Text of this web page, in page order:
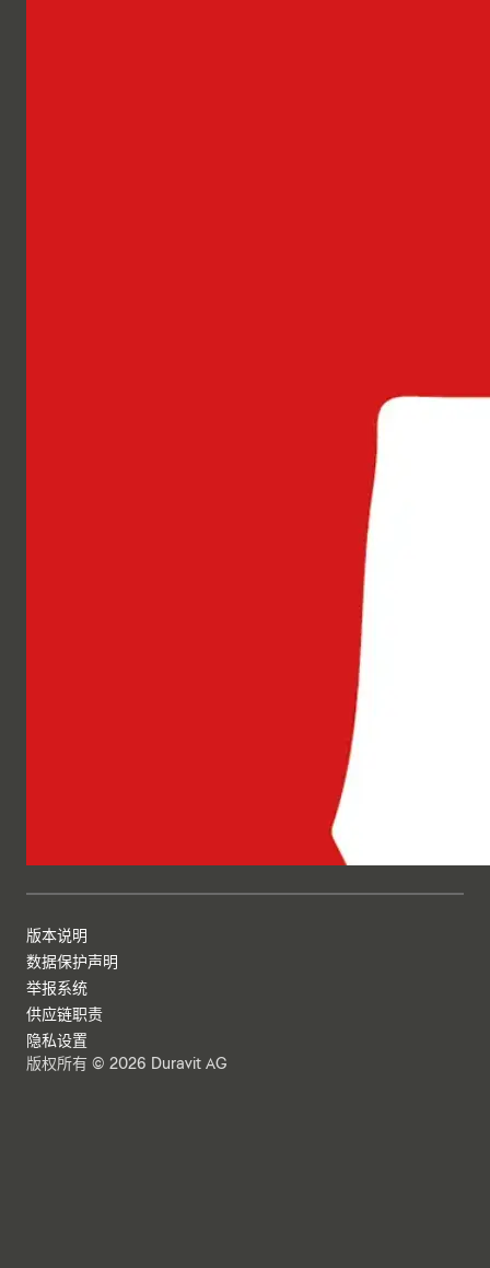
版本说明
数据保护声明
举报系统
供应链职责
隐私设置
版权所有 © 2026 Duravit AG